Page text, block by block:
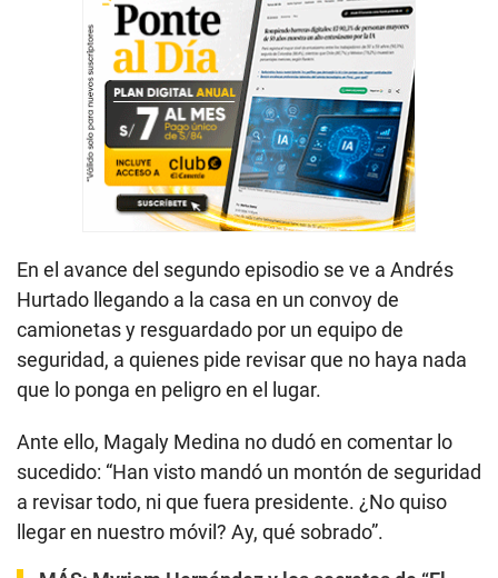
En el avance del segundo episodio se ve a Andrés
Hurtado llegando a la casa en un convoy de
camionetas y resguardado por un equipo de
seguridad, a quienes pide revisar que no haya nada
que lo ponga en peligro en el lugar.
Ante ello, Magaly Medina no dudó en comentar lo
sucedido: “Han visto mandó un montón de seguridad
a revisar todo, ni que fuera presidente. ¿No quiso
llegar en nuestro móvil? Ay, qué sobrado”.